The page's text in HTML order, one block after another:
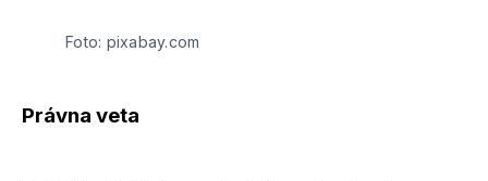
Foto: pixabay.com
Právna veta